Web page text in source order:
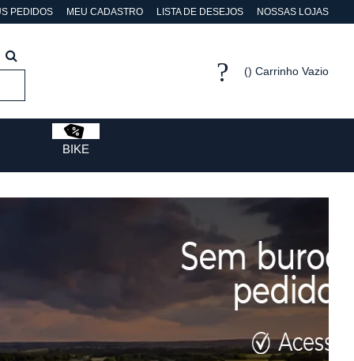
PEDIDOS MEU CADASTRO LISTA DE DESEJOS NOSSAS LOJAS
Carrinho Vazio
BIKE